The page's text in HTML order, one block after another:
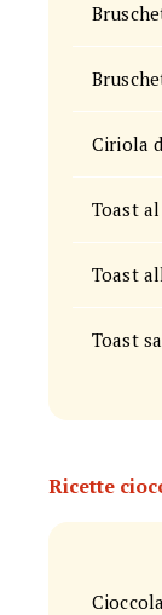
Ciriola
Toast
Toast
Toast
Ricette